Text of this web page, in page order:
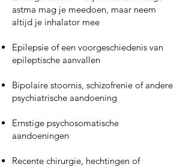
astma mag je meedoen, maar neem
altijd je inhalator mee
Epilepsie of een voorgeschiedenis van
epileptische aanvallen
Bipolaire stoornis, schizofrenie of andere
psychiatrische aandoening
Ernstige psychosomatische
aandoeningen
Recente chirurgie, hechtingen of